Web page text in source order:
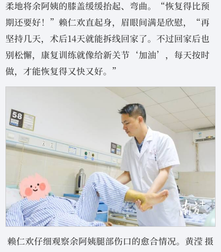
柔地将余阿姨的膝盖缓缓抬起、弯曲。“恢复得比预
期还要好！”赖仁欢直起身，眉眼间满是欣慰，“再
坚持几天，术后14天就能拆线回家了。不过回家后也
别松懈，康复训练就像给新关节‘加油’，每天按时
做，才能恢复得又快又好。”
赖仁欢仔细观察余阿姨腿部伤口的愈合情况。黄滢 摄